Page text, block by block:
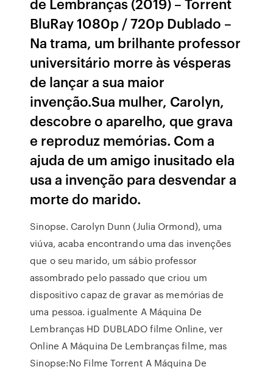
BluRay 1080p / 720p Dublado –
Na trama, um brilhante professor
universitário morre às vésperas
de lançar a sua maior
invenção.Sua mulher, Carolyn,
descobre o aparelho, que grava
e reproduz memórias. Com a
ajuda de um amigo inusitado ela
usa a invenção para desvendar a
morte do marido.
Sinopse. Carolyn Dunn (Julia Ormond), uma
viúva, acaba encontrando uma das invenções
que o seu marido, um sábio professor
assombrado pelo passado que criou um
dispositivo capaz de gravar as memórias de
uma pessoa. igualmente A Máquina De
Lembranças HD DUBLADO filme Online, ver
Online A Máquina De Lembranças filme, mas
Sinopse:No Filme Torrent A Máquina De